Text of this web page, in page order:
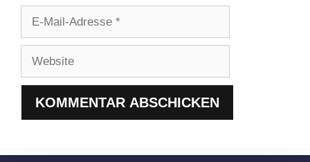
Adresse